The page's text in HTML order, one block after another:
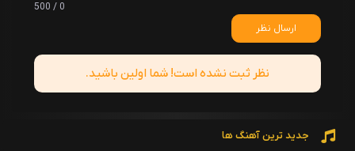
0 / 500
ارسال نظر
نظر ثبت نشده است! شما اولین باشید.
جدید ترین آهنگ ها